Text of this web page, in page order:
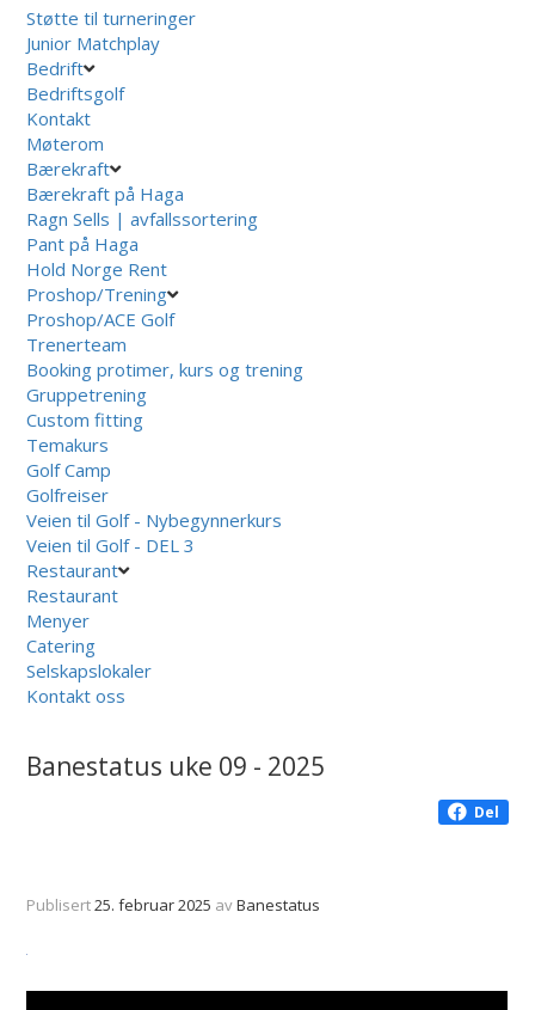
Støtte til turneringer
Junior Matchplay
Bedrift
Bedriftsgolf
Kontakt
Møterom
Bærekraft
Bærekraft på Haga
Ragn Sells | avfallssortering
Pant på Haga
Hold Norge Rent
Proshop/Trening
Proshop/ACE Golf
Trenerteam
Booking protimer, kurs og trening
Gruppetrening
Custom fitting
Temakurs
Golf Camp
Golfreiser
Veien til Golf - Nybegynnerkurs
Veien til Golf - DEL 3
Restaurant
Restaurant
Menyer
Catering
Selskapslokaler
Kontakt oss
Banestatus uke 09 - 2025
Del
Publisert25. februar 2025 avBanestatus